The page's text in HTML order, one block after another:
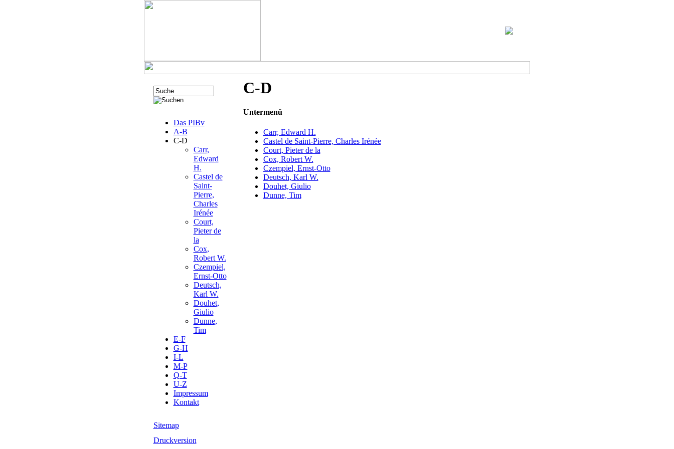
Das PIBv
A-B
C-D
Carr,
Edward
H.
Castel de
Saint-
Pierre,
Charles
Irénée
Court,
Pieter de
la
Cox,
Robert W.
Czempiel,
Ernst-Otto
Deutsch,
Karl W.
Douhet,
Giulio
Dunne,
Tim
E-F
G-H
I-L
M-P
Q-T
U-Z
Impressum
Kontakt
Sitemap
Druckversion
C-D
Untermenü
Carr, Edward H.
Castel de Saint-Pierre, Charles Irénée
Court, Pieter de la
Cox, Robert W.
Czempiel, Ernst-Otto
Deutsch, Karl W.
Douhet, Giulio
Dunne, Tim